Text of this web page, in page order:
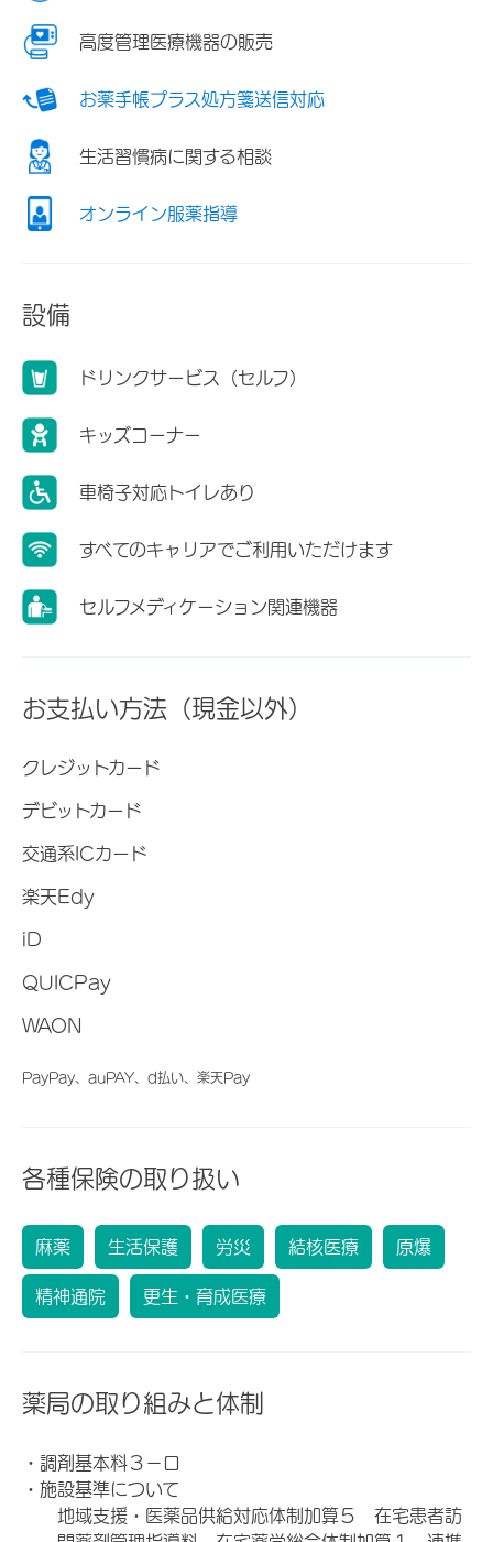
高度管理医療機器の販売
お薬手帳プラス処方箋送信対応
生活習慣病に関する相談
オンライン服薬指導
設備
ドリンクサービス（セルフ）
キッズコーナー
車椅子対応トイレあり
すべてのキャリアでご利用いただけます
セルフメディケーション関連機器
お支払い方法（現金以外）
クレジットカード
デビットカード
交通系ICカード
楽天Edy
iD
QUICPay
WAON
PayPay、auPAY、d払い、楽天Pay
各種保険の取り扱い
麻薬 生活保護 労災 結核医療 原爆
精神通院 更生・育成医療
薬局の取り組みと体制
・調剤基本料３－ロ
・施設基準について
地域支援・医薬品供給対応体制加算５ 在宅患者訪